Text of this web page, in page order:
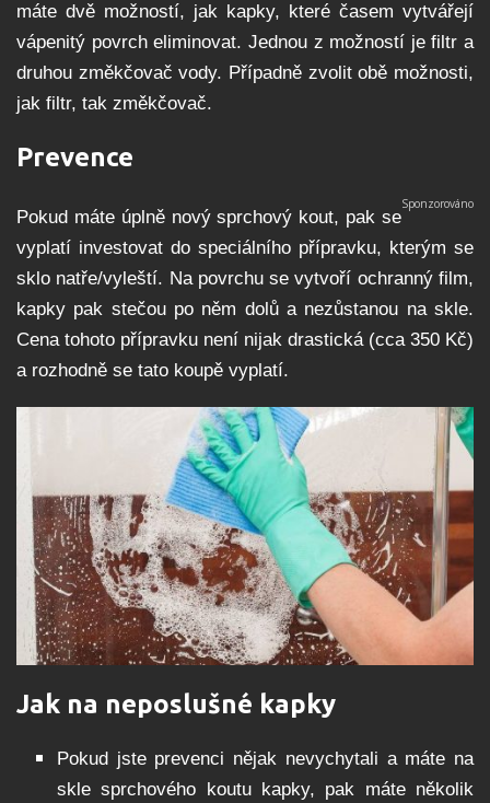
máte dvě možností, jak kapky, které časem vytvářejí
vápenitý povrch eliminovat. Jednou z možností je filtr a
druhou změkčovač vody. Případně zvolit obě možnosti,
jak filtr, tak změkčovač.
Prevence
Pokud máte úplně nový sprchový kout, pak se
vyplatí investovat do speciálního přípravku, kterým se
sklo natře/vyleští. Na povrchu se vytvoří ochranný film,
kapky pak stečou po něm dolů a nezůstanou na skle.
Cena tohoto přípravku není nijak drastická (cca 350 Kč)
a rozhodně se tato koupě vyplatí.
Jak na neposlušné kapky
Pokud jste prevenci nějak nevychytali a máte na
skle sprchového koutu kapky, pak máte několik